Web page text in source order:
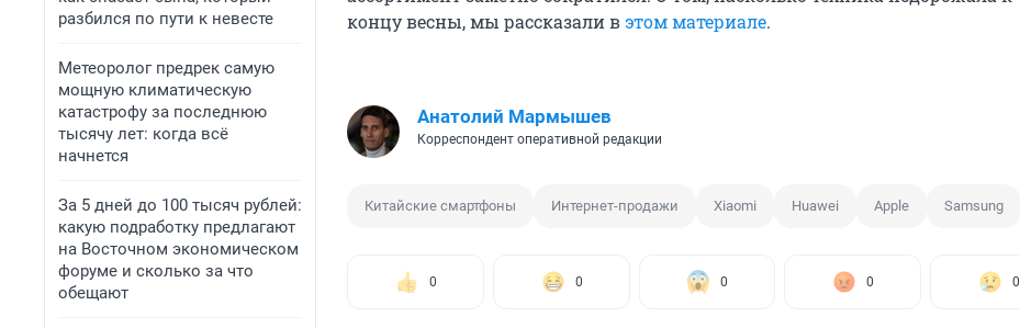
разбился по пути к невесте
Метеоролог предрек самую
мощную климатическую
катастрофу за последнюю
тысячу лет: когда всё
начнется
За 5 дней до 100 тысяч рублей:
какую подработку предлагают
на Восточном экономическом
форуме и сколько за что
обещают
концу весны, мы рассказали вэтом материале.
Анатолий Мармышев
Корреспондент оперативной редакции
Китайские смартфоны Интернет-продажи Xiaomi Huawei Apple Samsung
0 0 0 0 0